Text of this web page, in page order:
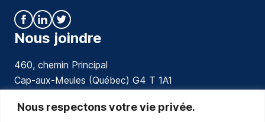
Nous respectons votre vie privée.
Nous joindre
460, chemin Principal
Cap-aux-Meules (Québec) G4 T 1A1
communications@muniles.ca